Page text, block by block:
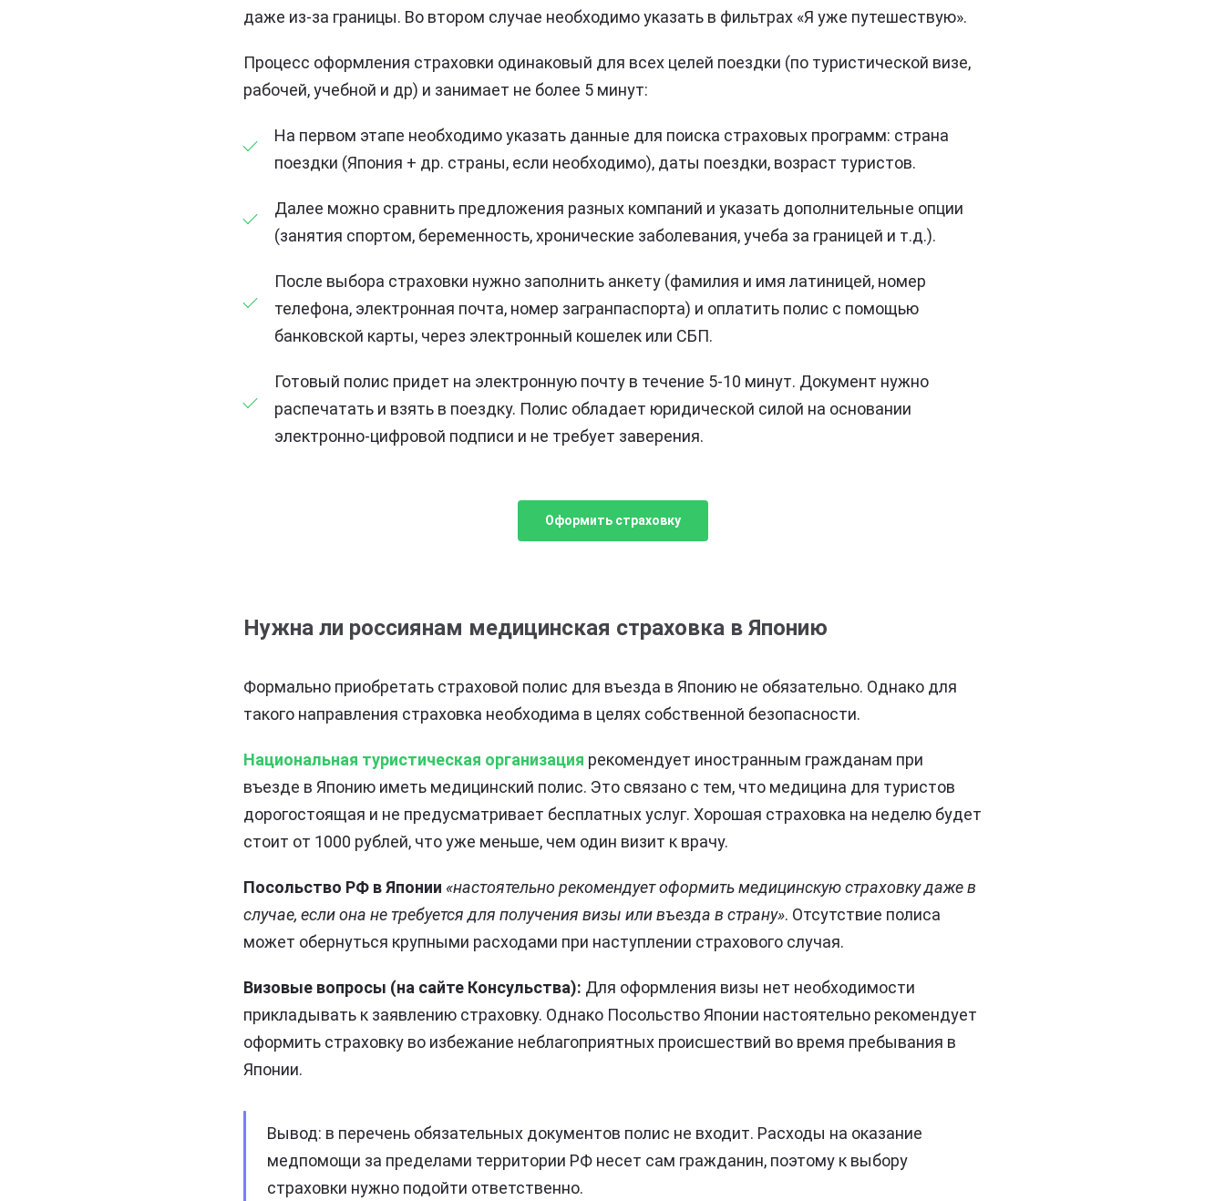
даже из-за границы. Во втором случае необходимо указать в фильтрах «Я уже путешествую».
Процесс оформления страховки одинаковый для всех целей поездки (по туристической визе,
рабочей, учебной и др) и занимает не более 5 минут:
На первом этапе необходимо указать данные для поиска страховых программ: страна
поездки (Япония + др. страны, если необходимо), даты поездки, возраст туристов.
Далее можно сравнить предложения разных компаний и указать дополнительные опции
(занятия спортом, беременность, хронические заболевания, учеба за границей и т.д.).
После выбора страховки нужно заполнить анкету (фамилия и имя латиницей, номер
телефона, электронная почта, номер загранпаспорта) и оплатить полис с помощью
банковской карты, через электронный кошелек или СБП.
Готовый полис придет на электронную почту в течение 5-10 минут. Документ нужно
распечатать и взять в поездку. Полис обладает юридической силой на основании
электронно-цифровой подписи и не требует заверения.
Оформить страховку
Нужна ли россиянам медицинская страховка в Японию
Формально приобретать страховой полис для въезда в Японию не обязательно. Однако для
такого направления страховка необходима в целях собственной безопасности.
Национальная туристическая организация рекомендует иностранным гражданам при
въезде в Японию иметь медицинский полис. Это связано с тем, что медицина для туристов
дорогостоящая и не предусматривает бесплатных услуг. Хорошая страховка на неделю будет
стоит от 1000 рублей, что уже меньше, чем один визит к врачу.
Посольство РФ в Японии «настоятельно рекомендует оформить медицинскую страховку даже в
случае, если она не требуется для получения визы или въезда в страну». Отсутствие полиса
может обернуться крупными расходами при наступлении страхового случая.
Визовые вопросы (на сайте Консульства): Для оформления визы нет необходимости
прикладывать к заявлению страховку. Однако Посольство Японии настоятельно рекомендует
оформить страховку во избежание неблагоприятных происшествий во время пребывания в
Японии.
Вывод: в перечень обязательных документов полис не входит. Расходы на оказание
медпомощи за пределами территории РФ несет сам гражданин, поэтому к выбору
страховки нужно подойти ответственно.